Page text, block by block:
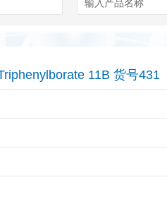
& Associates
Standards
11B 货号431